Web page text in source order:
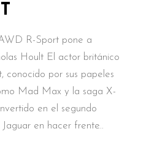
R-Sport pone a
Hoult El actor británico
conocido por sus papeles
Mad Max y la saga X-
en el segundo
en hacer frente